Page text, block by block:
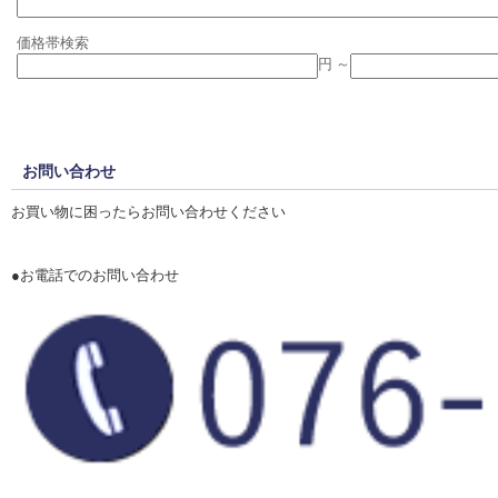
価格帯検索
円 ～
お問い合わせ
お買い物に困ったらお問い合わせください
●お電話でのお問い合わせ